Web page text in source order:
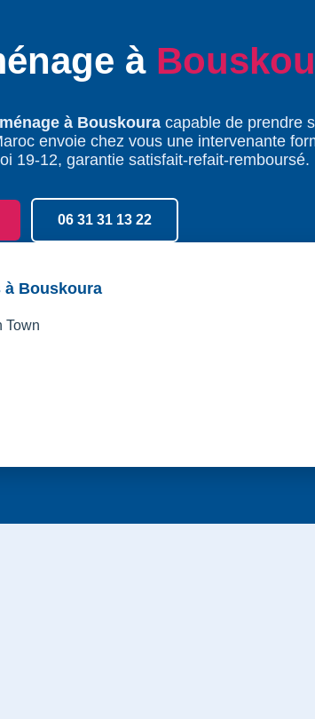
à
à Bouskoura capable de prendre
envoie chez vous une intervenante
19-12, garantie satisfait-refait-remboursé.
06 31 31 13 22
à Bouskoura
Town